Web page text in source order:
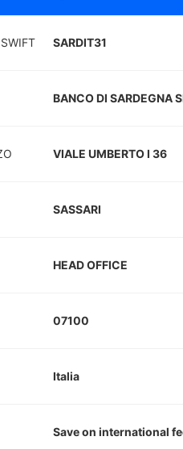
SARDIT31
BANCO DI SARDEGNA
VIALE UMBERTO I 36
SASSARI
HEAD OFFICE
07100
Italia
Save on international